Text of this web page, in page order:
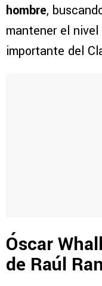
hombre,
mantener el
importante del
Óscar
de Raúl